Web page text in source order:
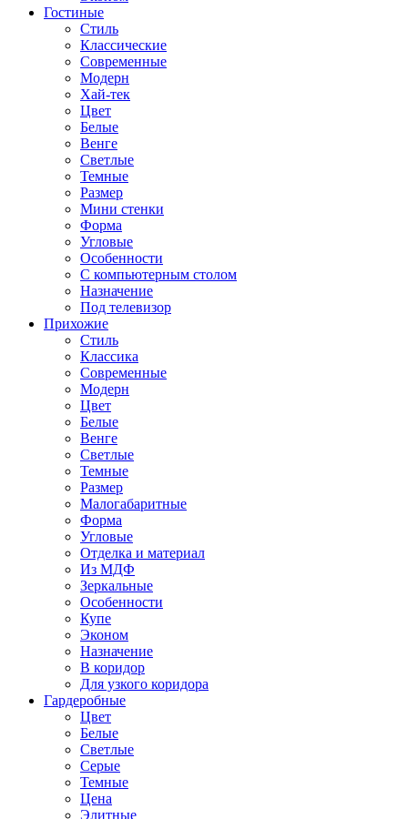
Гостиные
Стиль
Классические
Современные
Модерн
Хай-тек
Цвет
Белые
Венге
Светлые
Темные
Размер
Мини стенки
Форма
Угловые
Особенности
С компьютерным столом
Назначение
Под телевизор
Прихожие
Стиль
Классика
Современные
Модерн
Цвет
Белые
Венге
Светлые
Темные
Размер
Малогабаритные
Форма
Угловые
Отделка и материал
Из МДФ
Зеркальные
Особенности
Купе
Эконом
Назначение
В коридор
Для узкого коридора
Гардеробные
Цвет
Белые
Светлые
Серые
Темные
Цена
Элитные